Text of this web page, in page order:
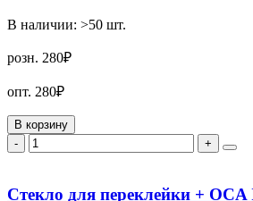
В наличии: >50 шт.
розн. 280₽
опт. 280₽
В корзину
-
+
Стекло для переклейки +